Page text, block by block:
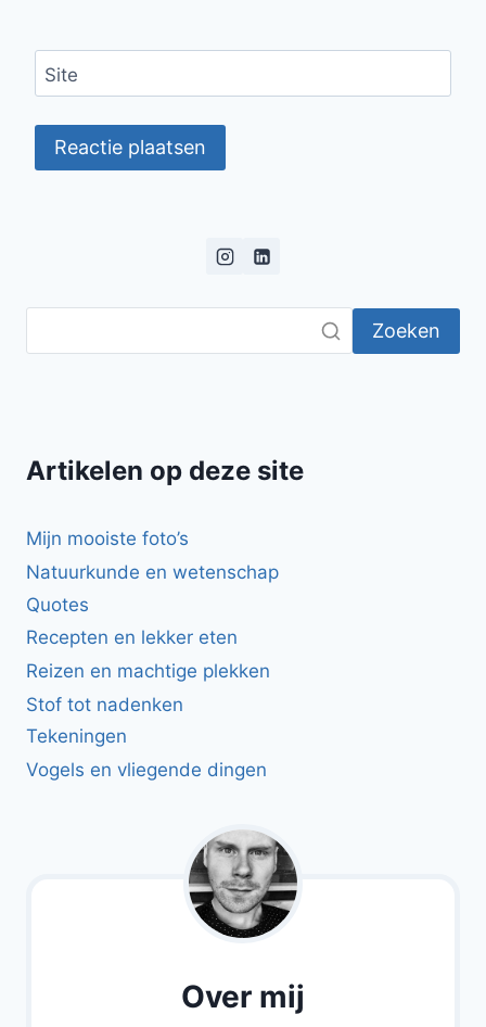
Site
Zoeken
Artikelen op deze site
Mijn mooiste foto’s
Natuurkunde en wetenschap
Quotes
Recepten en lekker eten
Reizen en machtige plekken
Stof tot nadenken
Tekeningen
Vogels en vliegende dingen
Over mij